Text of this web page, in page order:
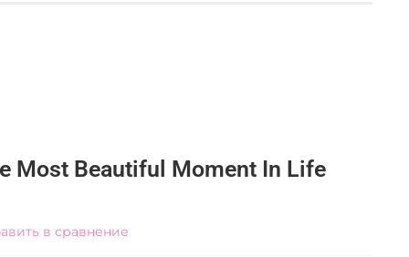
Most Beautiful Moment In Life
в сравнение